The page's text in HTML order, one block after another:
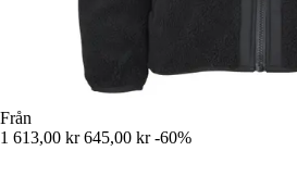
Från
1 613,00 kr 645,00 kr -60%